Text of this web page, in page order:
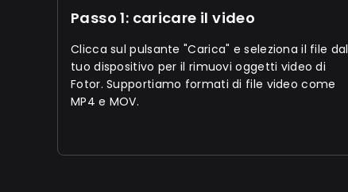
Passo 1: caricare il video
Clicca sul pulsante "Carica" e seleziona il file dal
tuo dispositivo per il rimuovi oggetti video di
Fotor. Supportiamo formati di file video come
MP4 e MOV.